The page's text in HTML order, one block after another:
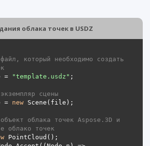
облака точек в USDZ
который необходимо создать
= "template.usdz"
сцены
= new
облака точек Aspose.3D и
облако точек